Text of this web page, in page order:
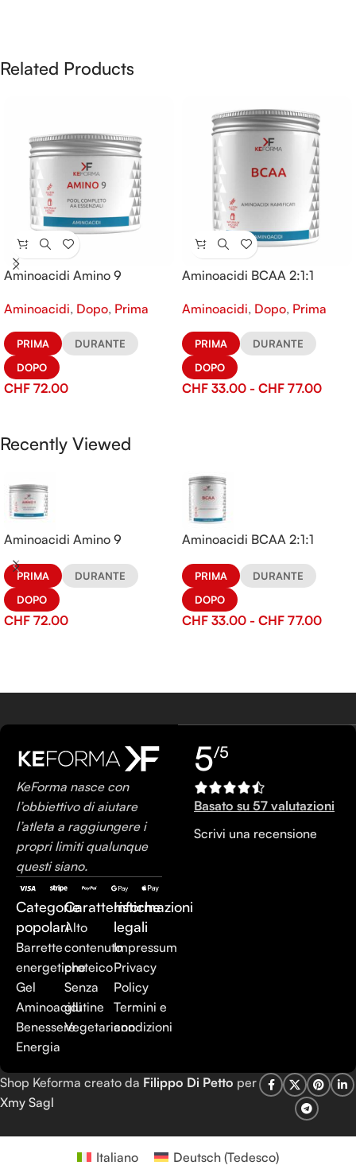
Related Products
Aminoacidi Amino 9
Aminoacidi, Dopo, Prima
PRIMA
DURANTE
DOPO
CHF 72.00
Aminoacidi BCAA 2:1:1
Aminoacidi, Dopo, Prima
PRIMA
DURANTE
DOPO
CHF 33.00 - CHF 77.00
Recently Viewed
Aminoacidi Amino 9
PRIMA
DURANTE
DOPO
CHF 72.00
Aminoacidi BCAA 2:1:1
PRIMA
DURANTE
DOPO
CHF 33.00 - CHF 77.00
KeForma nasce con
l’obbiettivo di aiutare
l’atleta a raggiungere i
propri limiti qualunque
questi siano.
Categorie
popolari
Barrette
energetiche
Gel
Aminoacidi
Benessere
Energia
Caratteristiche
Alto
contenuto
proteico
Senza
glutine
Vegetariano
Informazioni
legali
Impressum
Privacy
Policy
Termini e
condizioni
5/5
Basato su 57 valutazioni
Scrivi una recensione
Shop Keforma creato da Filippo Di Petto per
Xmy Sagl
Italiano Deutsch (Tedesco)